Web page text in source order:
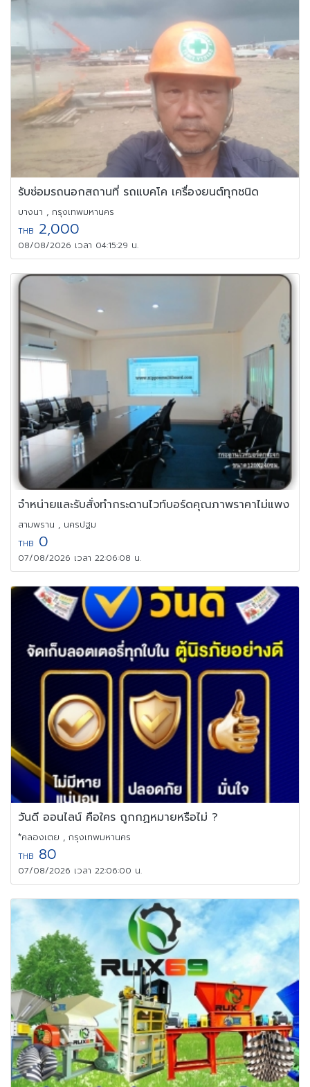
รับซ่อมรถนอกสถานที่ รถแบคโค เครื่องยนต์ทุกชนิด
บางนา , กรุงเทพมหานคร
THB 2,000
08/08/2026 เวลา 04:15:29 น.
จำหน่ายและรับสั่งทำกระดานไวท์บอร์ดคุณภาพราคาไม่แพง
สามพราน , นครปฐม
THB 0
07/08/2026 เวลา 22:06:08 น.
วันดี ออนไลน์ คือใคร ถูกกฏหมายหรือไม่ ?
*คลองเตย , กรุงเทพมหานคร
THB 80
07/08/2026 เวลา 22:06:00 น.